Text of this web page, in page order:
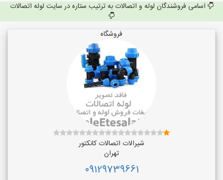
اسامی فروشندگان لوله و اتصالات به ترتیب ستاره در سایت لوله اتصالات
فروشگاه
شیرالات اتصالات کانکتور
تهران
09129739661